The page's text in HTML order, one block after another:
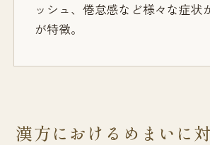
ッシュ、倦怠感など様々な症状
が特徴。
漢方におけるめまいに